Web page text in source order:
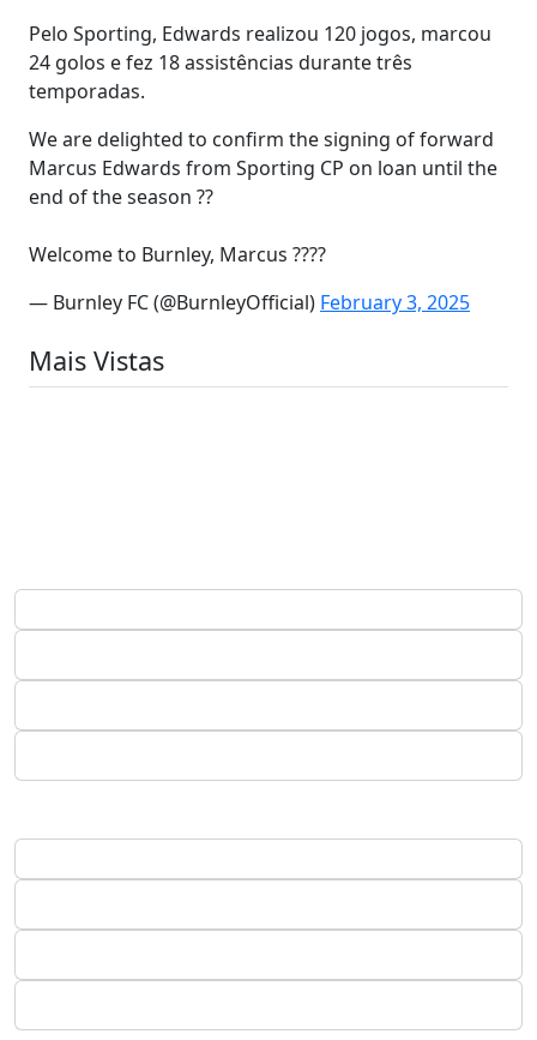
Pelo Sporting, Edwards realizou 120 jogos, marcou
24 golos e fez 18 assistências durante três
temporadas.
We are delighted to confirm the signing of forward
Marcus Edwards from Sporting CP on loan until the
end of the season ??
Welcome to Burnley, Marcus ????
— Burnley FC (@BurnleyOfficial) February 3, 2025
Mais Vistas